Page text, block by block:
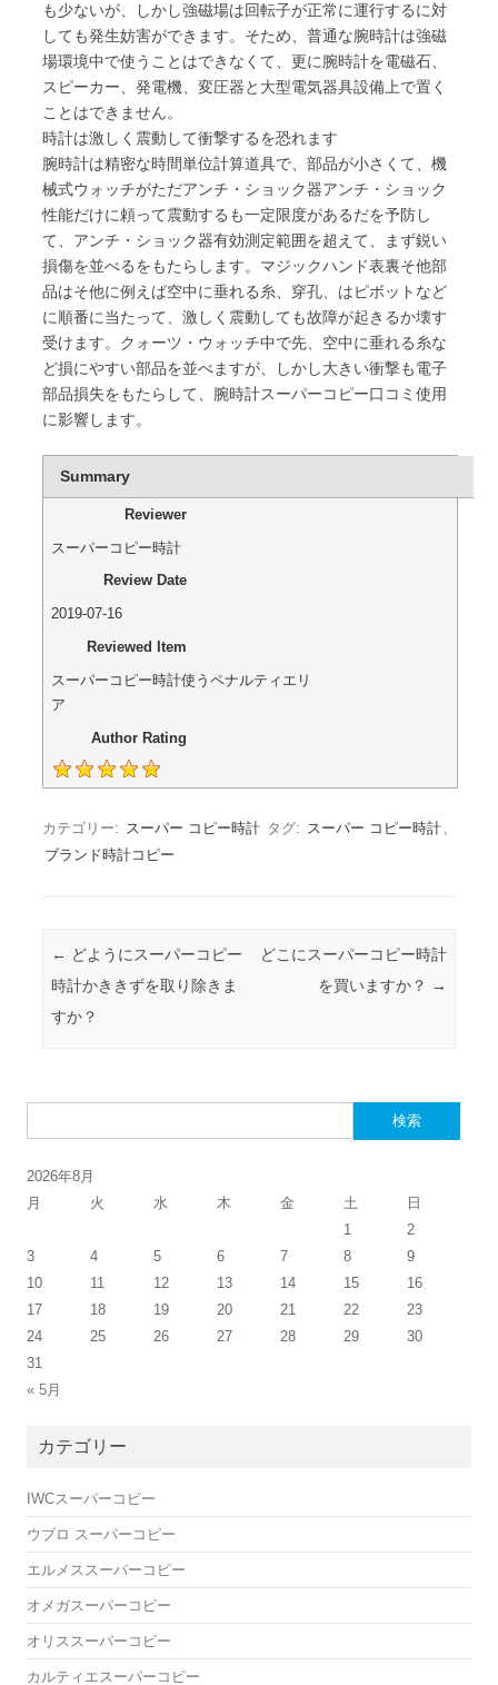
も少ないが、しかし強磁場は回転子が正常に運行するに対
しても発生妨害ができます。そため、普通な腕時計は強磁
場環境中で使うことはできなくて、更に腕時計を電磁石、
スピーカー、発電機、変圧器と大型電気器具設備上で置く
ことはできません。
時計は激しく震動して衝撃するを恐れます
腕時計は精密な時間単位計算道具で、部品が小さくて、機
械式ウォッチがただアンチ・ショック器アンチ・ショック
性能だけに頼って震動するも一定限度があるだを予防し
て、アンチ・ショック器有効測定範囲を超えて、まず鋭い
損傷を並べるをもたらします。マジックハンド表裏そ他部
品はそ他に例えば空中に垂れる糸、穿孔、はピボットなど
に順番に当たって、激しく震動しても故障が起きるか壊す
受けます。クォーツ・ウォッチ中で先、空中に垂れる糸な
ど損にやすい部品を並べますが、しかし大きい衝撃も電子
部品損失をもたらして、腕時計スーパーコピー口コミ使用
に影響します。
Summary
Reviewer
スーパーコピー時計
Review Date
2019-07-16
Reviewed Item
スーパーコピー時計使うペナルティエリ
ア
Author Rating
カテゴリー: スーパー コピー時計 タグ: スーパー コピー時計 ,
ブランド時計コピー
投稿ナビゲーション
← どようにスーパーコピー
時計かききずを取り除きま
すか？
どこにスーパーコピー時計
を買いますか？ →
2026年8月
月
火 水 木 金 土 日
« 5月
1
2
3
4 5 6 7 8
9
10
11 12 13 14 15
16
17
18 19 20 21 22
23
24
25 26 27 28 29
30
31
カテゴリー
IWCスーパーコピー
ウブロ スーパーコピー
エルメススーパーコピー
オメガスーパーコピー
オリススーパーコピー
カルティエスーパーコピー